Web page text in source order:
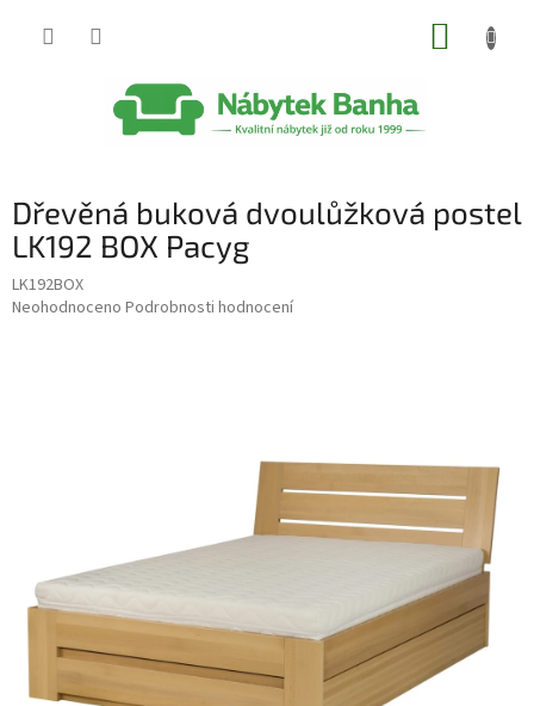
Dřevěná buková dvoulůžková postel
LK192 BOX Pacyg
LK192BOX
Průměrné
Neohodnoceno Podrobnosti hodnocení